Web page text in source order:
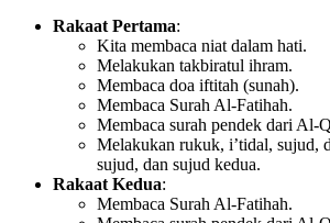
Rakaat Pertama:
Kita membaca niat dalam hati.
Melakukan takbiratul ihram.
Membaca doa iftitah (sunah).
Membaca Surah Al-Fatihah.
Membaca surah pendek dari Al-
Melakukan rukuk, i’tidal, sujud,
sujud, dan sujud kedua.
Rakaat Kedua:
Membaca Surah Al-Fatihah.